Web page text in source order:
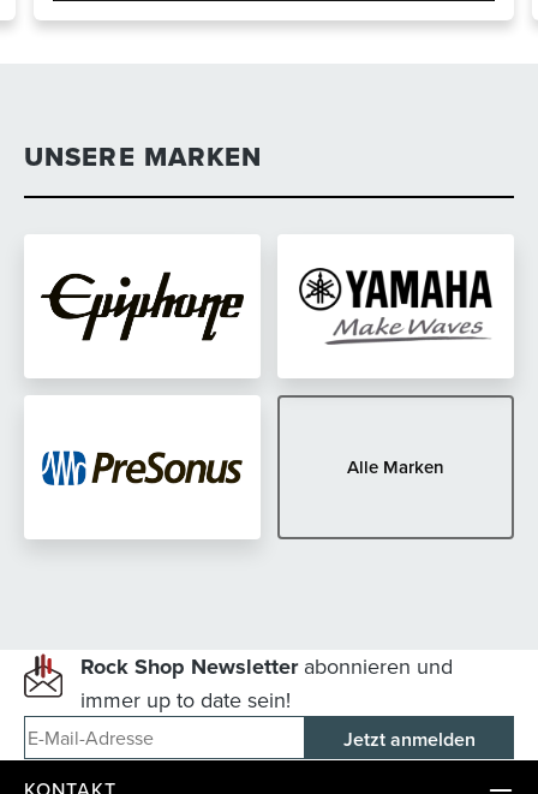
UNSERE MARKEN
Alle Marken
Rock Shop Newsletterabonnieren und
immer up to date sein!
E-Mail-Adresse